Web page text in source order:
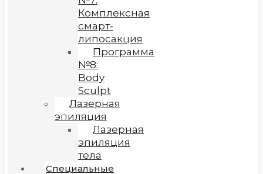
Комплексная
смарт-
липосакция
Программа
№8:
Body
Sculpt
Лазерная
эпиляция
Лазерная
эпиляция
тела
Специальные